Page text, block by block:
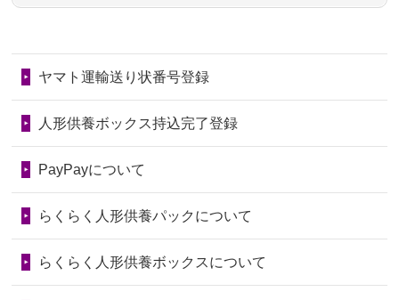
ので、お願...
2026/06/28以前和人形やぬいぐるみを供養いただ
いたことが...
の回りの物...
2026/06/28人形たちに これまで本当にありがとう
2026/06/24今は亡き両親が孫（私の子供）の初節
しょうか？
2024/01/04ガラスケースは外しても良いですか？
第78回人形供養祭令和7年6月20日(金)
第76回人形供養祭令和7年2月28日(金)
第75回人形供養祭令和7年1月17日(金)
第73回人形供養祭令和6年10月17日(木)
第71回人形供養祭令和6年8月1日(木)
ヤマト運輸送り状番号登録
人形供養ボックス持込完了登録
PayPayについて
らくらく人形供養パックについて
らくらく人形供養ボックスについて